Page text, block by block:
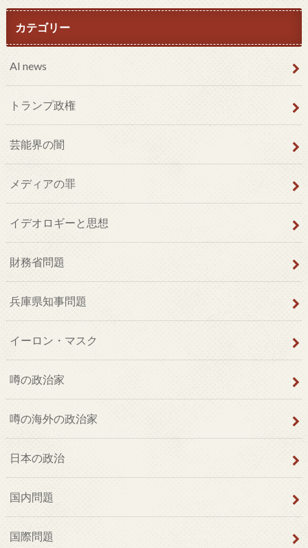
カテゴリー
AI news
トランプ政権
芸能界の闇
メディアの罪
イデオロギーと思想
財務省問題
兵庫県知事問題
イーロン・マスク
噂の政治家
噂の海外の政治家
日本の政治
国内問題
国際問題